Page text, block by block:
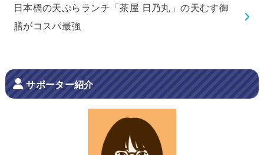
日本橋の天ぷらランチ「茶屋 日乃丸」の天むす御
膳がコスパ最強
サポーター紹介